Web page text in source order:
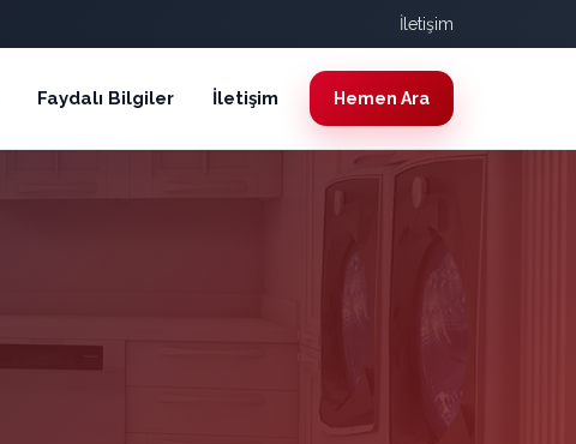
İletişim
Faydalı Bilgiler İletişim Hemen Ara